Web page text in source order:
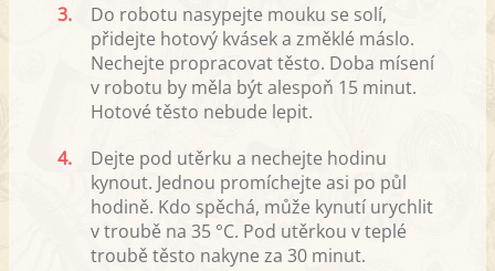
3.
Do robotu nasypejte mouku se solí,
přidejte hotový kvásek a změklé máslo.
Nechejte propracovat těsto. Doba mísení
v robotu by měla být alespoň 15 minut.
Hotové těsto nebude lepit.
4.
Dejte pod utěrku a nechejte hodinu
kynout. Jednou promíchejte asi po půl
hodině. Kdo spěchá, může kynutí urychlit
v troubě na 35 °C. Pod utěrkou v teplé
troubě těsto nakyne za 30 minut.